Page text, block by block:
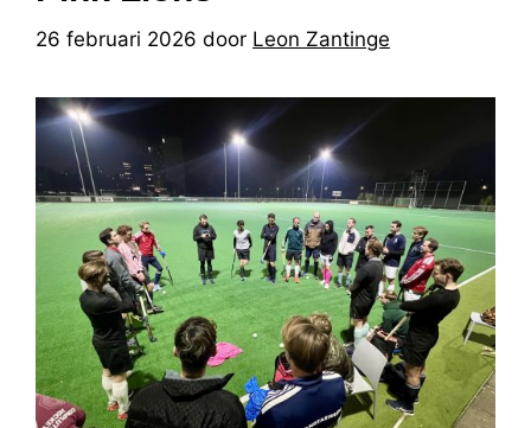
26 februari 2026 door Leon Zantinge